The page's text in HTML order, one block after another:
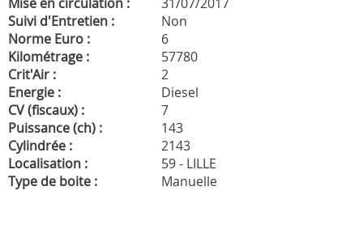
Suivi d'Entretien :
Non
Norme Euro :
6
Kilométrage :
57780
Crit'Air :
2
Energie :
Diesel
CV (fiscaux) :
7
Puissance (ch) :
143
Cylindrée :
2143
Localisation :
59 - LILLE
Type de boite :
Manuelle